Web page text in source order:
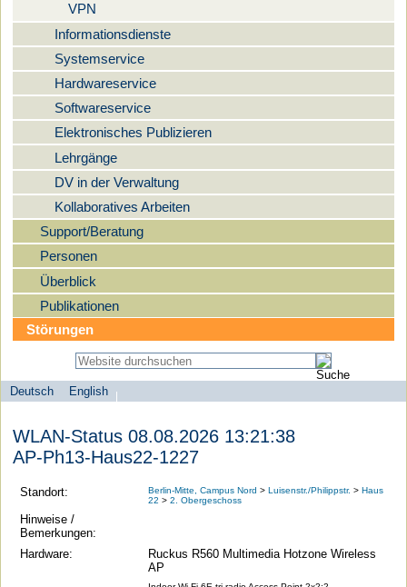
VPN
Informationsdienste
Systemservice
Hardwareservice
Softwareservice
Elektronisches Publizieren
Lehrgänge
DV in der Verwaltung
Kollaboratives Arbeiten
Support/Beratung
Personen
Überblick
Publikationen
Störungen
Sprachauswahl
Deutsch
English
search-menu
Universität
zu
Berlin
Computer-
und
WLAN-Status 08.08.2026 13:21:38
AP-Ph13-Haus22-1227
Standort: Berlin-Mitte, Campus Nord >Luisenstr./Philippstr. >Haus
22 >2. Obergeschoss
Hinweise /
Bemerkungen:
Hardware:
Ruckus R560 Multimedia Hotzone Wireless
AP